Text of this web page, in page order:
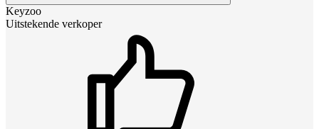
Keyzoo
Uitstekende verkoper